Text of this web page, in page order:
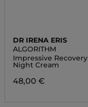
DR IRENA ERIS
ALGORITHM
Impressive Recovery
Night Cream
48,00 €